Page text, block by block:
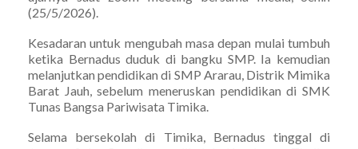
(25/5/2026).
Kesadaran untuk mengubah masa depan mulai tumbuh
ketika Bernadus duduk di bangku SMP. Ia kemudian
melanjutkan pendidikan di SMP Ararau, Distrik Mimika
Barat Jauh, sebelum meneruskan pendidikan di SMK
Tunas Bangsa Pariwisata Timika.
Selama bersekolah di Timika, Bernadus tinggal di